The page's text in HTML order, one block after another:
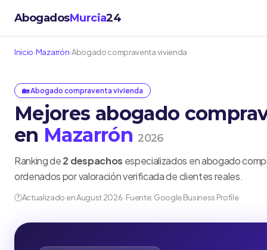
AbogadosMurcia24
Inicio›Mazarrón›Abogado compraventa vivienda
🏡 Abogado compraventa vivienda
Mejores abogado
en Mazarrón 2026
Ranking de2 despachos especializados en abogado
ordenados por valoración verificada de clientes reales.
🕐Actualizado en August 2026 · Fuente: Google Business Profile